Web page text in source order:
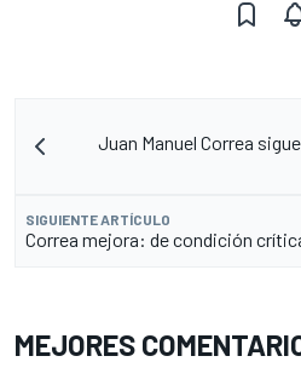
Juan Manuel Correa
SIGUIENTE ARTÍCULO
Correa mejora: de condición
MEJORES